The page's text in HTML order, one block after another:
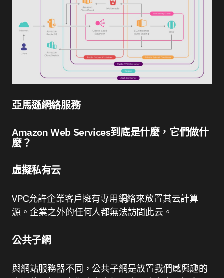
亞馬遜網絡服務
Amazon Web Services到底是什麼，它們做什
麼？
虛擬私有云
VPC允許企業客戶擁有專用網絡來放置其云計算
源。企業之外的任何人都無法訪問此云。
公共子網
與網站服務器不同，公共子網是放置我們感興趣的